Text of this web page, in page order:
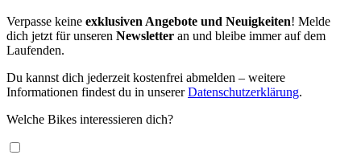
Verpasse keine exklusiven Angebote und Neuigkeiten! Melde
dich jetzt für unseren Newsletter an und bleibe immer auf dem
Laufenden.
Du kannst dich jederzeit kostenfrei abmelden – weitere
Informationen findest du in unsererDatenschutzerklärung.
Welche Bikes interessieren dich?